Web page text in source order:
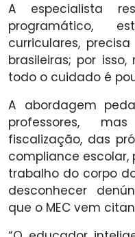
A especialista
programático,
curriculares,
brasileiras; por
todo o cuidado é
A abordagem
professores,
fiscalização, das
compliance escolar,
trabalho do corpo
desconhecer
que o MEC vem